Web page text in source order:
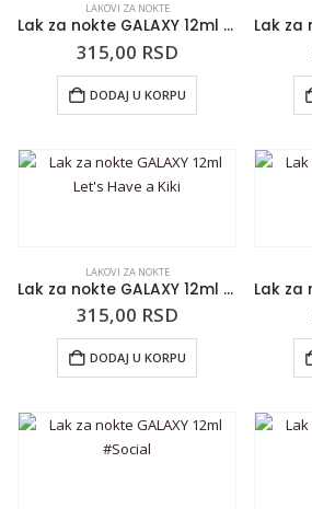
LAKOVI ZA NOKTE
Lak za nokte GALAXY 12ml Helpless Inlove
315,00 RSD
DODAJ U KORPU
LAKOVI ZA NOKTE
Lak za nokte GALAXY 12ml Let’s Have a Kiki
315,00 RSD
DODAJ U KORPU